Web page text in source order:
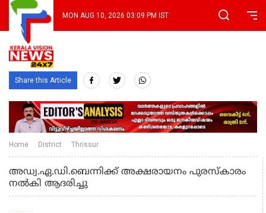
MON AUG 10, 2026 03:09 PM IST
Share this Article
Home District Thrissur
അഡ്വ.ഏ.ഡി.ബെന്നിക്ക്‌ അക്ഷരായനം പുരസ്കാരം
നൽകി ആദരിച്ചു